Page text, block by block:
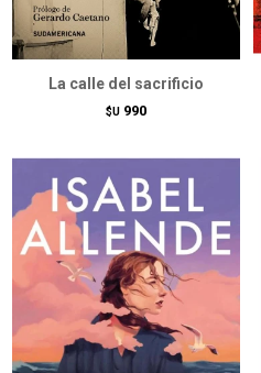
La calle del sacrificio
$U 990